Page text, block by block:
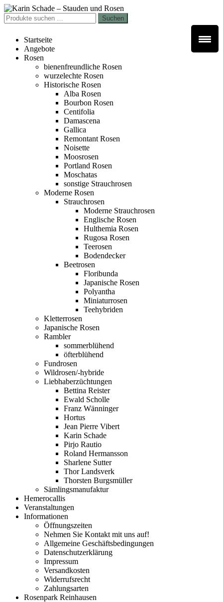
Zur
Navigation
springen
Zum
Inhalt
springen
Suchen
nach:
Suchen
Startseite
Angebote
Rosen
bienenfreundliche Rosen
wurzelechte Rosen
Historische Rosen
Alba Rosen
Bourbon Rosen
Centifolia
Damascena
Gallica
Remontant Rosen
Noisette
Moosrosen
Portland Rosen
Moschatas
sonstige Strauchrosen
Moderne Rosen
Strauchrosen
Moderne Strauchrosen
Englische Rosen
Hulthemia Rosen
Rugosa Rosen
Teerosen
Bodendecker
Beetrosen
Floribunda
Japanische Rosen
Polyantha
Miniaturrosen
Teehybriden
Kletterrosen
Japanische Rosen
Rambler
sommerblühend
öfterblühend
Fundrosen
Wildrosen/-hybride
Liebhaberzüchtungen
Bettina Reister
Ewald Scholle
Franz Wänninger
Hortus
Jean Pierre Vibert
Karin Schade
Pirjo Rautio
Roland Hermansson
Sharlene Sutter
Thor Landsverk
Thorsten Burgsmüller
Sämlingsmanufaktur
Hemerocallis
Veranstaltungen
Informationen
Öffnungszeiten
Nehmen Sie Kontakt mit uns auf!
Allgemeine Geschäftsbedingungen
Datenschutzerklärung
Impressum
Versandkosten
Widerrufsrecht
Zahlungsarten
Rosenpark Reinhausen